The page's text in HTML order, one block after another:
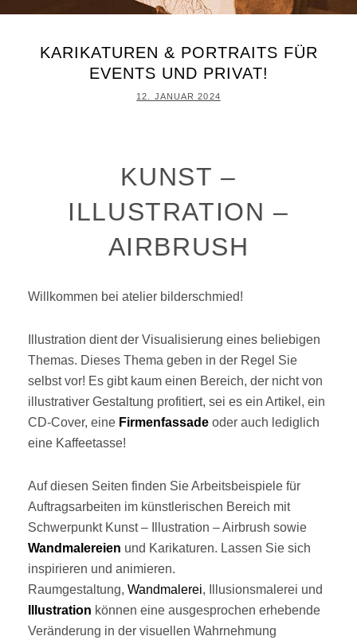
KARIKATUREN & PORTRAITS FÜR
EVENTS UND PRIVAT!
POSTED
12. JANUAR 2024
KUNST –
ILLUSTRATION –
AIRBRUSH
Willkommen bei atelier bilderschmied!
Illustration dient der Visualisierung eines beliebigen
Themas. Dieses Thema geben in der Regel Sie
selbst vor! Es gibt kaum einen Bereich, der nicht von
illustrativer Gestaltung profitiert, sei es ein Artikel, ein
CD-Cover, eine Firmenfassade oder auch lediglich
eine Kaffeetasse!
Auf diesen Seiten finden Sie Arbeitsbeispiele für
Auftragsarbeiten im künstlerischen Bereich mit
Schwerpunkt Kunst – Illustration – Airbrush sowie
Wandmalereien und Karikaturen. Lassen Sie sich
inspirieren und animieren.
Raumgestaltung, Wandmalerei, Illusionsmalerei und
Illustration können eine ausgesprochen erhebende
Veränderung in der visuellen Wahrnehmung